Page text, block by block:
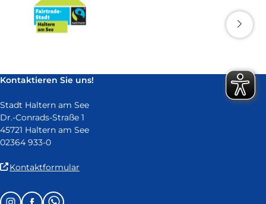
Kontaktieren Sie uns!
Stadt Haltern am See
Dr.-Conrads-Straße 1
45721 Haltern am See
02364 933-0
Kontaktformular
Follow
InstagramFacebookWhatsapp